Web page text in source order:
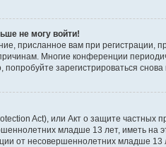
не могу войти!
присланное вам при регистрации,
Многие конференции
зарегистрироваться снова
Act), или Акт о защите
младше 13 лет, иметь на
от несовершеннолетних младше 13